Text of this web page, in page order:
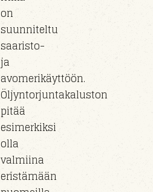
on
suunniteltu
saaristo-
ja
avomerikäyttöön.
Öljyntorjuntakaluston
pitää
esimerkiksi
olla
valmiina
eristämään